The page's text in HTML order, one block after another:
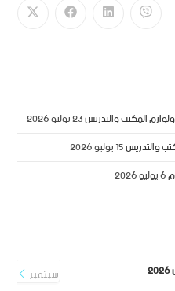
المكتب والتدريس23 يوليو 2026
والتدريس15 يوليو 2026
6 يوليو 2026
سبتمبر